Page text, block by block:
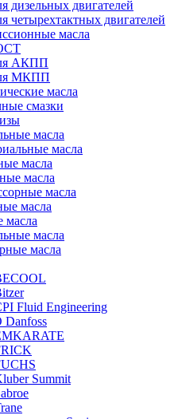
дизельных двигателей
четырехтактных двигателей
масла
АКПП
МКПП
масла
смазки
масла
масла
масла
масла
масла
масла
масла
масла
масла
Fluid Engineering
Summit